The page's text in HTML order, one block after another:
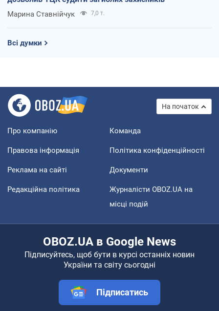
Марина Ставнійчук 7,0 т.
Всі думки
На початок
Про компанію Команда
Правова інформація Політика конфіденційності
Реклама на сайті Документи
Редакційна політика
Журналісти OBOZ.UA на
місці подій
OBOZ.UA в Google News
Підписуйтесь, щоб бути в курсі останніх новин
України та світу сьогодні
Підписатись